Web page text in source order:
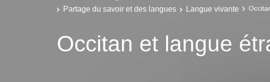
Partage du savoir et des langues
Langue vivante
Occitan et langue